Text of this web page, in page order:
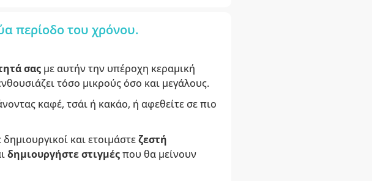
περίοδο του χρόνου.
σαςμε αυτήν την υπέροχη κεραμική
τόσο μικρούς όσο και μεγάλους.
καφέ, τσάι ή κακάο, ή αφεθείτε σε πιο
και ετοιμάστεζεστή
δημιουργήστε στιγμέςπου θα μείνουν